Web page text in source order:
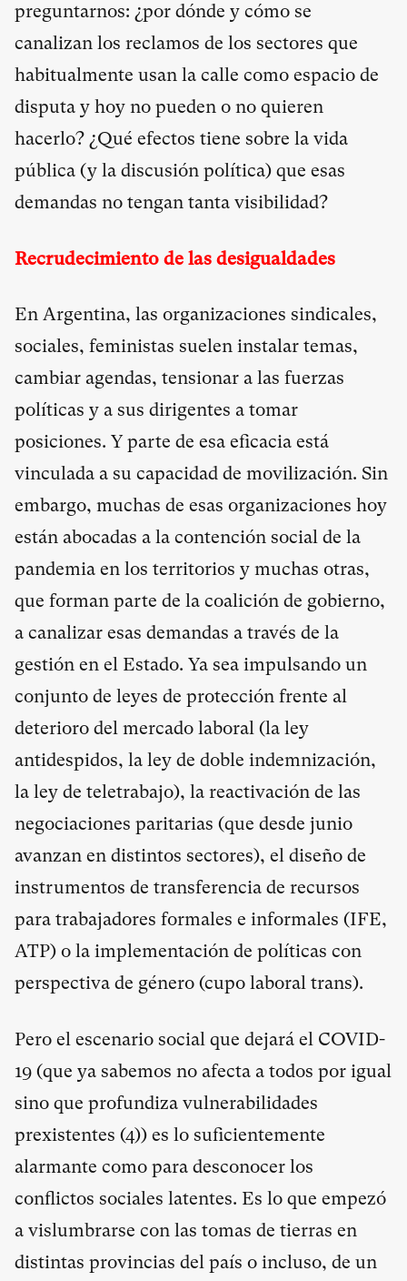
preguntarnos: ¿por dónde y cómo se
canalizan los reclamos de los sectores que
habitualmente usan la calle como espacio de
disputa y hoy no pueden o no quieren
hacerlo? ¿Qué efectos tiene sobre la vida
pública (y la discusión política) que esas
demandas no tengan tanta visibilidad?
Recrudecimiento de las desigualdades
En Argentina, las organizaciones sindicales,
sociales, feministas suelen instalar temas,
cambiar agendas, tensionar a las fuerzas
políticas y a sus dirigentes a tomar
posiciones. Y parte de esa eficacia está
vinculada a su capacidad de movilización. Sin
embargo, muchas de esas organizaciones hoy
están abocadas a la contención social de la
pandemia en los territorios y muchas otras,
que forman parte de la coalición de gobierno,
a canalizar esas demandas a través de la
gestión en el Estado. Ya sea impulsando un
conjunto de leyes de protección frente al
deterioro del mercado laboral (la ley
antidespidos, la ley de doble indemnización,
la ley de teletrabajo), la reactivación de las
negociaciones paritarias (que desde junio
avanzan en distintos sectores), el diseño de
instrumentos de transferencia de recursos
para trabajadores formales e informales (IFE,
ATP) o la implementación de políticas con
perspectiva de género (cupo laboral trans).
Pero el escenario social que dejará el COVID-
19 (que ya sabemos no afecta a todos por igual
sino que profundiza vulnerabilidades
prexistentes (4)) es lo suficientemente
alarmante como para desconocer los
conflictos sociales latentes. Es lo que empezó
a vislumbrarse con las tomas de tierras en
distintas provincias del país o incluso, de un